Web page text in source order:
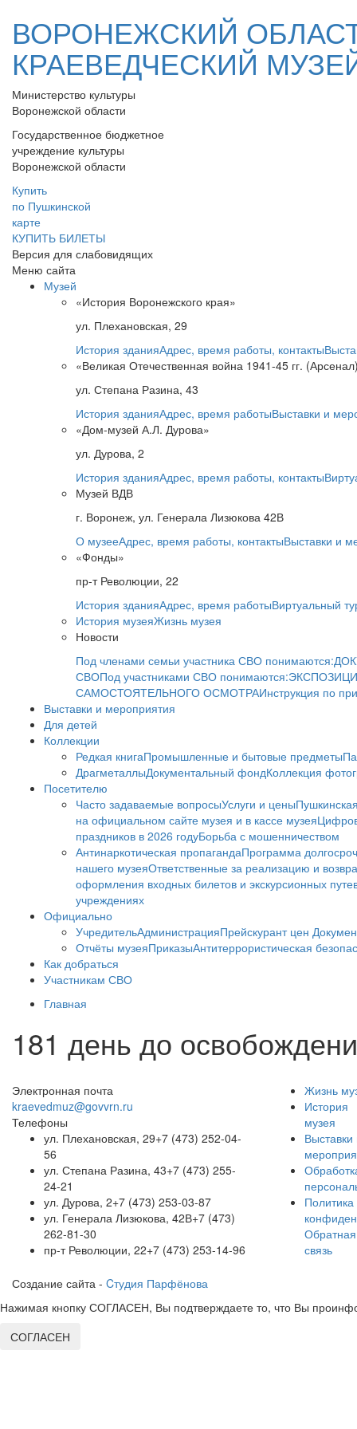
ВОРОНЕЖСКИЙ
КРАЕВЕДЧЕСКИЙ
Министерство культуры
Воронежской области
Государственное бюджетное
учреждение культуры
Воронежской области
Купить
по Пушкинской
карте
КУПИТЬ БИЛЕТЫ
Версия для слабовидящих
Меню сайта
Музей
«История Воронежского края»
ул. Плехановская, 29
История зданияАдрес, время работы, контакты
«Великая Отечественная война 1941-45 гг.
ул. Степана Разина, 43
История зданияАдрес, время работыВыставки и
«Дом-музей А.Л. Дурова»
ул. Дурова, 2
История зданияАдрес, время работы, контакты
Музей ВДВ
г. Воронеж, ул. Генерала Лизюкова 42В
О музееАдрес, время работы, контактыВыставки и
«Фонды»
пр-т Революции, 22
История зданияАдрес, время работыВиртуальный
История музеяЖизнь музея
Новости
Под членами семьи участника СВО понимаются:
СВОПод участниками СВО понимаются:
САМОСТОЯТЕЛЬНОГО ОСМОТРАИнструкция по
Выставки и мероприятия
Для детей
Коллекции
Редкая книгаПромышленные и бытовые предметы
ДрагметаллыДокументальный фондКоллекция
Посетителю
Часто задаваемые вопросыУслуги и цены
на официальном сайте музея и в кассе музея
праздников в 2026 годуБорьба с мошенничеством
Антинаркотическая пропагандаПрограмма
нашего музеяОтветственные за реализацию и
оформления входных билетов и экскурсионных
учреждениях
Официально
УчредительАдминистрацияПрейскурант цен
Отчёты музеяПриказыАнтитеррористическая
Как добраться
Участникам СВО
Главная
181 день до
Электронная почта
kraevedmuz@govvrn.ru
Телефоны
ул. Плехановская, 29+7 (473) 252-04-
56
ул. Степана Разина, 43+7 (473) 255-
24-21
ул. Дурова, 2+7 (473) 253-03-87
ул. Генерала Лизюкова, 42В+7 (473)
262-81-30
пр-т Революции, 22+7 (473) 253-14-96
Жизнь
История
музея
Выставки
Политика
Обратная
связь
Создание сайта - Cтудия Парфёнова
Нажимая кнопку СОГЛАСЕН, Вы подтверждаете то, что Вы
СОГЛАСЕН